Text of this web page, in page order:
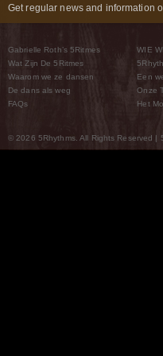
Get regular news and information
Gabrielle Roth’s 5Ritmes
Wat Zijn De 5Ritmes
Waarom we ze dansen
De dans als weg
FAQs
WIE
Een
Onze
Het
© 2026 5Rhythms. All Rights Reserved |